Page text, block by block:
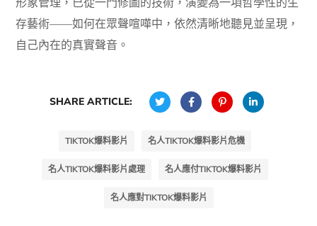
存藝術——如何在眾聲喧嘩中，依然清晰地聽見並呈現，
自己內在的真實聲音。
SHARE ARTICLE:
TIKTOK爆料影片 名人TIKTOK爆料影片危機
名人TIKTOK爆料影片處理 名人應付TIKTOK爆料影片
名人應對TIKTOK爆料影片